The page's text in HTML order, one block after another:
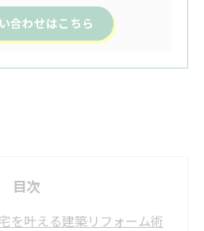
合わせはこちら
目次
を叶える建築リフォーム術